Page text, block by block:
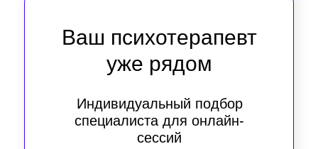
Ваш психотерапевт
уже рядом
Индивидуальный подбор
специалиста для онлайн-
сессий